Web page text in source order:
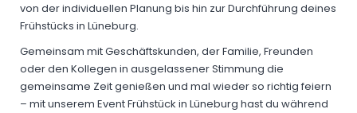
von der individuellen Planung bis hin zur Durchführung deines
Frühstücks in Lüneburg.
Gemeinsam mit Geschäftskunden, der Familie, Freunden
oder den Kollegen in ausgelassener Stimmung die
gemeinsame Zeit genießen und mal wieder so richtig feiern
– mit unserem Event Frühstück in Lüneburg hast du während